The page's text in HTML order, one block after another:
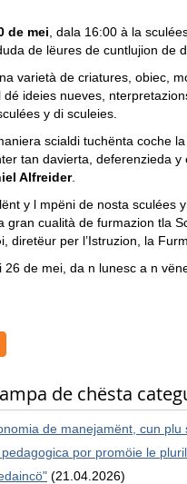
de mei , dala 16:00 à la
de lëures de cuntlujion de
varietà de criatures, obiec,
ideies nueves,
y di sculeies.
scialdi tuchënta coche
tan davierta, deferenzieda
Alfreider.
y l mpëni de nosta
cualità de furmazion tla
i, diretëur per l’Istruzion, la
de mei, da n lunesc a n
Feeds
de chësta
de manejamënt, cun plu
por promöie le
(21.04.2026)